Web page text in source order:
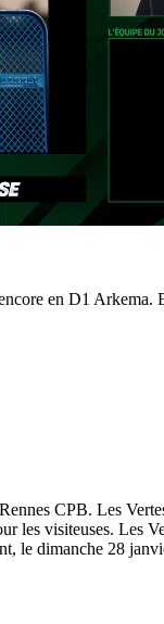
en D1
CPB. Les
les visiteuses. Les
le dimanche 28